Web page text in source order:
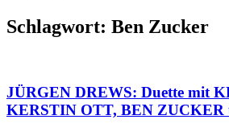
Schlagwort: Ben Zucker
JÜRGEN DREWS: Duette mit
KERSTIN OTT, BEN ZUCKER